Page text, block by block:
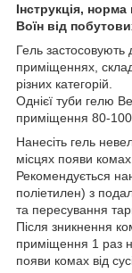
Інструкція,
Воїн від
Гель
приміщеннях,
різних категорій.
Однієї туби гелю
приміщення 80-100
Нанесіть гель
місцях появи комах.
Рекомендується
поліетилен) з
та пересування
Після зникнення
приміщення 1 раз
появи комах від